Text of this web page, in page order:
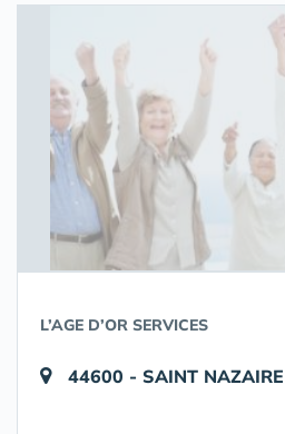
L’AGE D’OR SERVICES
44600 - SAINT NAZAIRE